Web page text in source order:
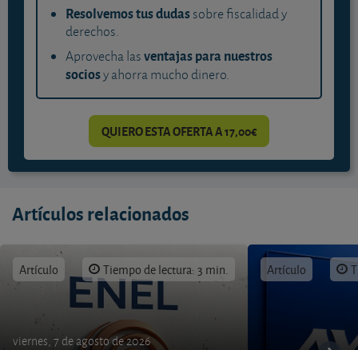
Resolvemos tus dudassobre fiscalidad y
derechos.
Aprovecha lasventajas para nuestros
sociosy ahorra mucho dinero.
QUIERO ESTA OFERTA A 17,00€
Artículos relacionados
Artículo Tiempo de lectura: 3 min.
viernes, 7 de agosto de 2026
Artículo